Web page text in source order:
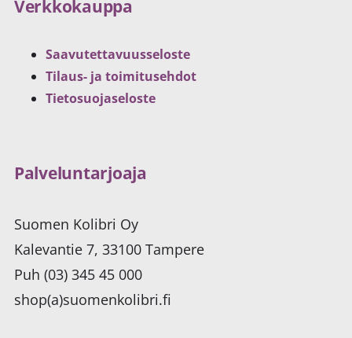
Verkkokauppa
Saavutettavuusseloste
Tilaus- ja toimitusehdot
Tietosuojaseloste
Palveluntarjoaja
Suomen Kolibri Oy
Kalevantie 7, 33100 Tampere
Puh (03) 345 45 000
shop(a)suomenkolibri.fi